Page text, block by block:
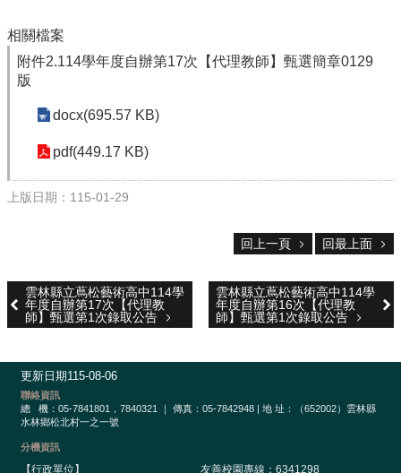
育
校
網
校
主
選
單
認
識
本
校
行
相關檔案
附件2.114學年度自辦第17次【代理教師】甄選簡章0129
版
docx(695.57 KB)
pdf(449.17 KB)
上版日期：115-01-29
回上一頁 回最上面
雲林縣立蔦松藝術高中114學
年度自辦第17次【代理教
師】甄選第1次錄取公告
雲林縣立蔦松藝術高中114學
年度自辦第16次【代理教
師】甄選第1次錄取公告
更新日期115-08-06
聯絡資訊
總
機：05-7841801，7840321 ｜ 傳真：05-7842948 | 地 址：（652002）雲林縣
水林鄉松北村一之一號
分機資訊
【行政單位】 友善校園專線：6341298